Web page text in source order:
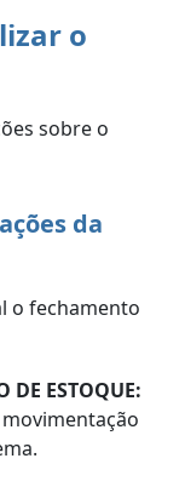
o
sobre o
da
o fechamento
DE ESTOQUE: